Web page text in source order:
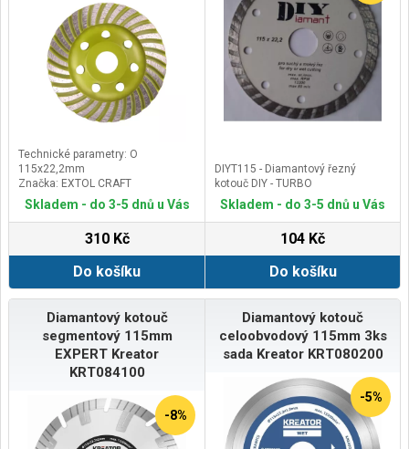
Technické parametry: O
115x22,2mm
Značka: EXTOL CRAFT
Skladem - do 3-5 dnů u Vás
310 Kč
Do košíku
DIYT115 - Diamantový řezný
kotouč DIY - TURBO
Skladem - do 3-5 dnů u Vás
104 Kč
Do košíku
Diamantový kotouč
segmentový 115mm
EXPERT Kreator
KRT084100
-8%
Diamantový kotouč
celoobvodový 115mm 3ks
sada Kreator KRT080200
-5%